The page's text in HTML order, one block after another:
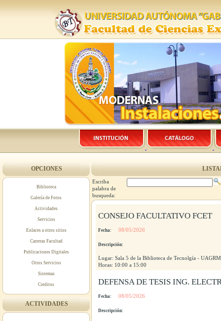
OPCIONES
Biblioteca
Galería de Fotos
Actividades
Servicios
Enlaces a otros sitios
Carreras Facultad
Publicaciones Digitales
Otros Servicios
Sistemas
Creditos
ACTIVIDADES
Escriba
palabra de
busqueda:
CONSEJO FACULTATIVO FCET
Fecha: 08/05/2026
Descripción:
Lugar: Sala 5 de la Biblioteca de Tecnolgía -
Horas: 10:00 a 15:00
DEFENSA DE TESIS ING.
Fecha: 08/05/2026
Descripción: